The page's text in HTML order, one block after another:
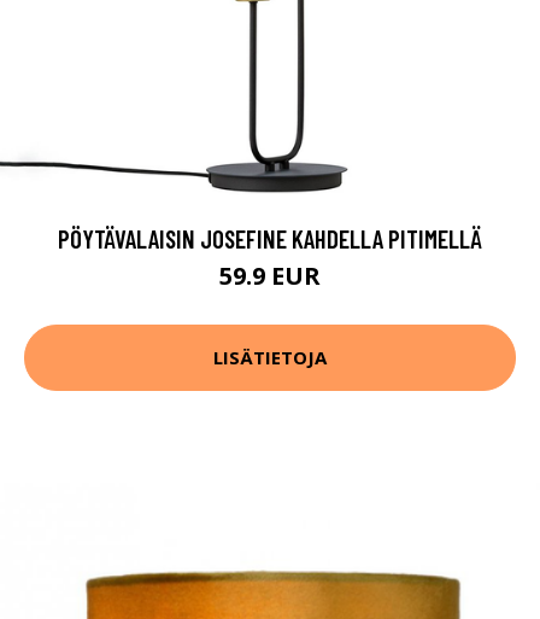
PÖYTÄVALAISIN JOSEFINE KAHDELLA PITIMELLÄ
59.9 EUR
LISÄTIETOJA